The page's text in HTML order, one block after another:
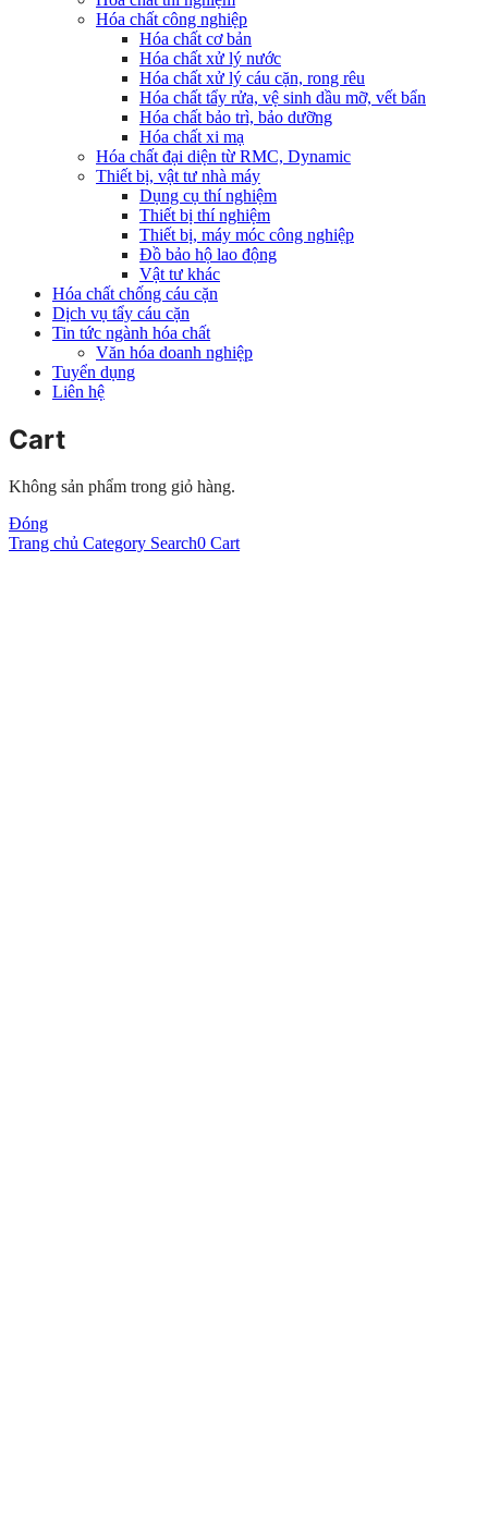
Hóa chất công nghiệp
Hóa chất cơ bản
Hóa chất xử lý nước
Hóa chất xử lý cáu cặn, rong rêu
Hóa chất tẩy rửa, vệ sinh dầu mỡ, vết bẩn
Hóa chất bảo trì, bảo dưỡng
Hóa chất xi mạ
Hóa chất đại diện từ RMC, Dynamic
Thiết bị, vật tư nhà máy
Dụng cụ thí nghiệm
Thiết bị thí nghiệm
Thiết bị, máy móc công nghiệp
Đồ bảo hộ lao động
Vật tư khác
Hóa chất chống cáu cặn
Dịch vụ tẩy cáu cặn
Tin tức ngành hóa chất
Văn hóa doanh nghiệp
Tuyển dụng
Liên hệ
Cart
Không sản phẩm trong giỏ hàng.
Đóng
Trang chủ Category Search0 Cart